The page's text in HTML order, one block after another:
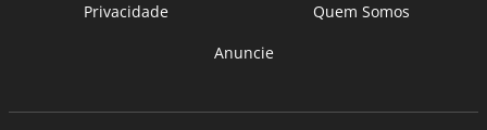
Privacidade
Quem Somos
Anuncie